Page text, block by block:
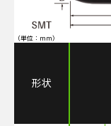
（単位：mm）
形状